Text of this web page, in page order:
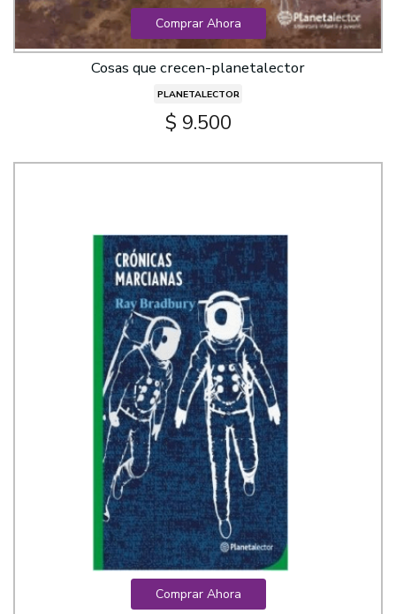
Comprar Ahora
Cosas que crecen-planetalector
PLANETALECTOR
$ 9.500
Comprar Ahora